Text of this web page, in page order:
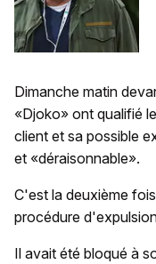
Dimanche matin
«Djoko» ont qualifié
client et sa possible
et «déraisonnable».
C'est la deuxième
procédure
Il avait été bloqué à